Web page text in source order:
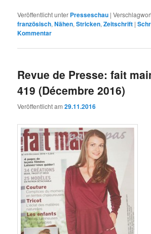
Veröffentlicht unter Presseschau |
französisch,Nähen,Stricken,Zeitschrift |
Kommentar
Revue de Presse: fait
419 (Décembre 2016)
Veröffentlicht am29.11.2016